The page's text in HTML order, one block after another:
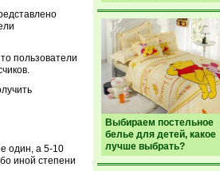
Выбираем постельное
белье для детей, какое
лучше выбрать?
пользователи
один, а 5-10
иной степени